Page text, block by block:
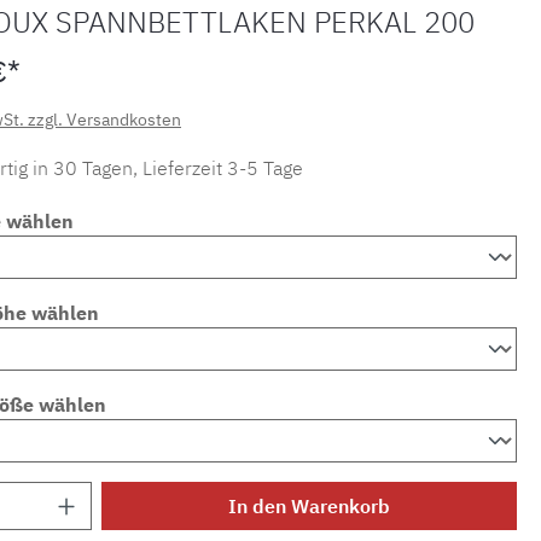
SPANNBETTLAKEN PERKAL 200
zzgl. Versandkosten
in 30 Tagen, Lieferzeit 3-5 Tage
wählen
wählen
wählen
Anzahl: Gib den gewünschten Wert ein
In den Warenkorb